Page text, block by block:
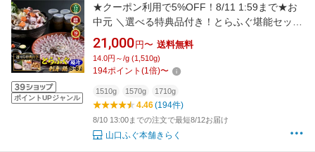
ポイントUPジャンル
★クーポン利用で5%OFF！8/11 1:59まで★お
中元 ＼選べる特典品付き！とらふぐ堪能セット
／「特典付ふぐ刺身ふぐ鍋セット5-6人前／超
冷」 山口 トラフグ ふぐ刺し ふぐ皮 湯引き ふ
ぐ鍋 ふぐちり ふぐひれ ひれ酒 ＼ 楽天グルメ大
21,000円〜 送料無料
14.0円～/g (1,510g)
194ポイント (1 倍)〜
1510g 1570g 1710g
4.46(194件)
8/10 13:00までの注文で最短8/12お届け
山口ふぐ本舗きらく